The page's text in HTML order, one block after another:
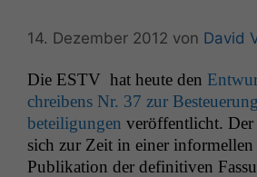
14. Dezember 2012 von David
Die ESTV hat heute den
chreibens Nr. 37 zur
beteili­gun­gen veröf­fentlicht.
sich zur Zeit in ein­er
Pub­lika­tion der defin­i­tiv­en